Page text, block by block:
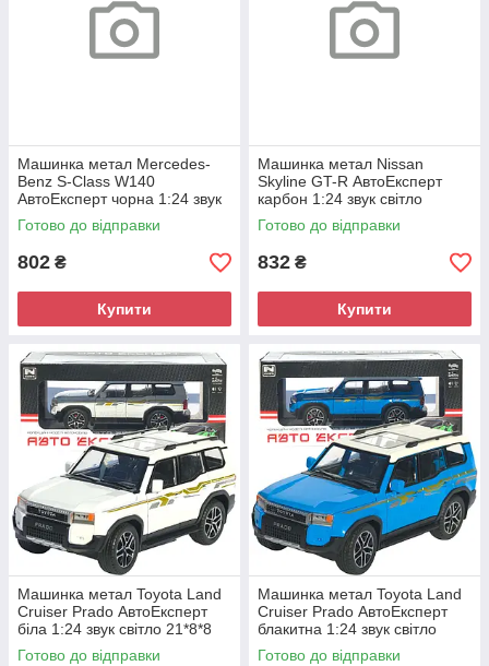
Машинка метал Mercedes-
Benz S-Class W140
АвтоЕксперт чорна 1:24 звук
світло 21*8*6,5 см (G9765-42)
Готово до відправки
802 ₴
Купити
Машинка метал Nissan
Skyline GT-R АвтоЕксперт
карбон 1:24 звук світло
інерція 21*8*6,5 см (G8317-
48)
Готово до відправки
832 ₴
Купити
Машинка метал Toyota Land
Cruiser Prado АвтоЕксперт
біла 1:24 звук світло 21*8*8
см (G7605-44)
Готово до відправки
Машинка метал Toyota Land
Cruiser Prado АвтоЕксперт
блакитна 1:24 звук світло
21*8*8 см (G7605-44)
Готово до відправки